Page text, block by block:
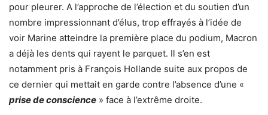
pour pleurer. A l’approche de l’élection et du soutien d’un
nombre impressionnant d’élus, trop effrayés à l’idée de
voir Marine atteindre la première place du podium, Macron
a déjà les dents qui rayent le parquet. Il s’en est
notamment pris à François Hollande suite aux propos de
ce dernier qui mettait en garde contre l’absence d’une «
prise de conscience » face à l’extrême droite.